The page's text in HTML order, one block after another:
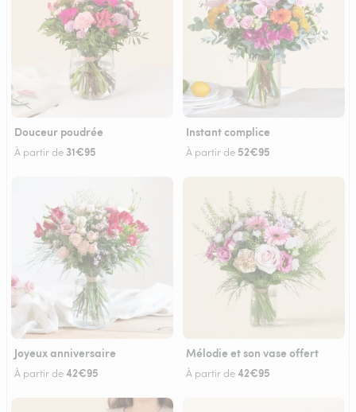
Douceur poudrée
À partir de 31€95
Instant complice
À partir de 52€95
Joyeux anniversaire
À partir de42€95
Mélodie et son vase offert
À partir de42€95